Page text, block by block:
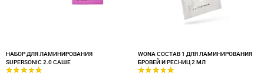
НАБОР ДЛЯ ЛАМИНИРОВАНИЯ
SUPERSONIC 2.0 САШЕ
WONA СОСТАВ 1 ДЛЯ ЛАМИНИРОВАНИЯ
БРОВЕЙ И РЕСНИЦ 2 МЛ